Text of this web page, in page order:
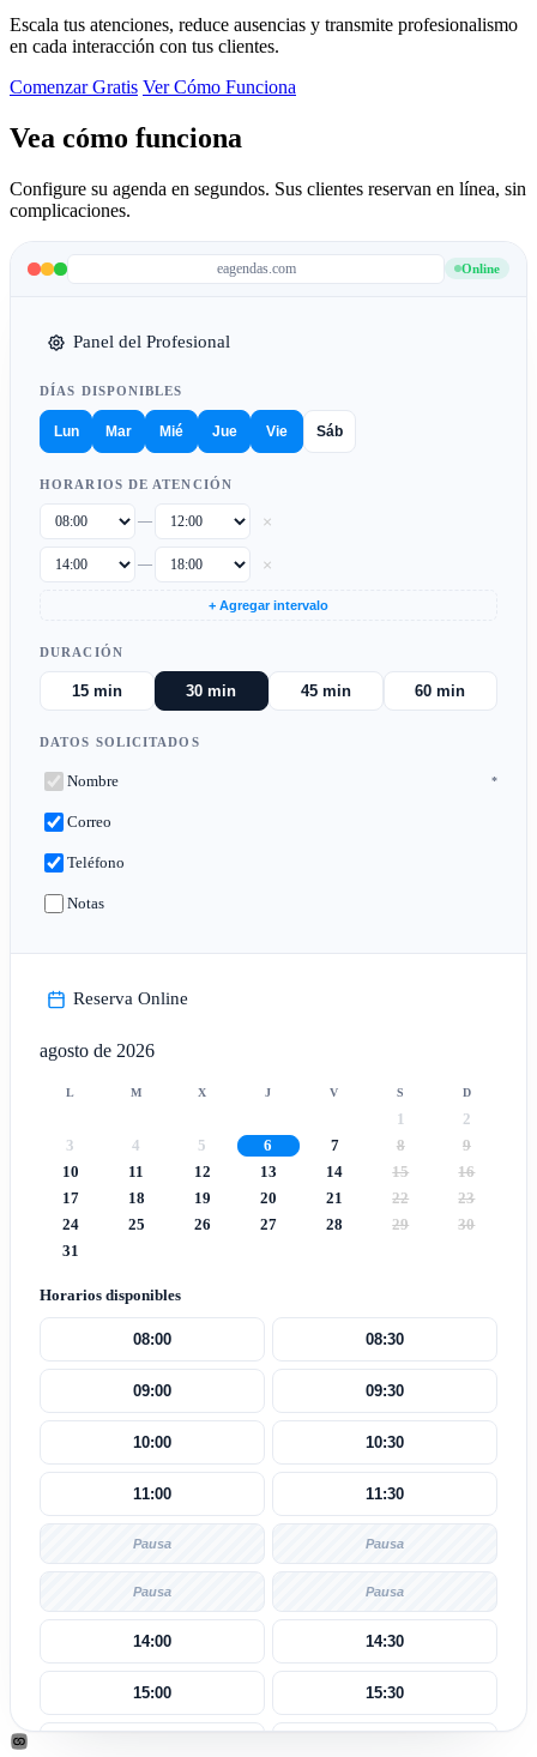
Escala tus atenciones, reduce ausencias y transmite profesionalismo
en cada interacción con tus clientes.
Comenzar Gratis Ver Cómo Funciona
Vea cómo funciona
Configure su agenda en segundos. Sus clientes reservan en línea, sin
complicaciones.
eagendas.com Online
Panel del Profesional
DÍAS DISPONIBLES
Lun Mar Mié Jue Vie Sáb
HORARIOS DE ATENCIÓN
— ×
— ×
+ Agregar intervalo
DURACIÓN
15 min 30 min 45 min 60 min
DATOS SOLICITADOS
Nombre *
Correo
Teléfono
Notas
Reserva Online
agosto de 2026
L M X J V S D
1
2
3
4 5 6 7 8
9
10
11 12 13 14 15
16
17
18 19 20 21 22
23
24
25 26 27 28 29
30
31
Horarios disponibles
08:00 08:30
09:00 09:30
10:00 10:30
11:00 11:30
Pausa Pausa
Pausa Pausa
14:00 14:30
15:00 15:30